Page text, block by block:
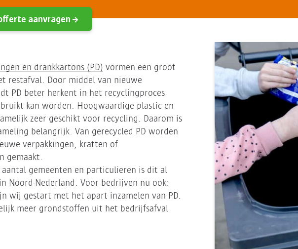
en drankkartons (PD) vormen een groot
restafval. Door middel van nieuwe
PD beter herkent in het recyclingproces
kan worden. Hoogwaardige plastic en
zeer geschikt voor recycling. Daarom is
belangrijk. Van gerecycled PD worden
verpakkingen, kratten of
gemaakt.
gemeenten en particulieren is dit al
Noord-Nederland. Voor bedrijven nu ook:
wij gestart met het apart inzamelen van PD.
meer grondstoffen uit het bedrijfsafval
aanvragen